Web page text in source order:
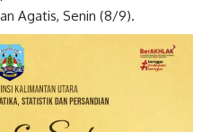
Agatis, Senin (8/9).